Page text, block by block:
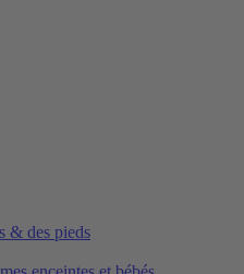
& des pieds